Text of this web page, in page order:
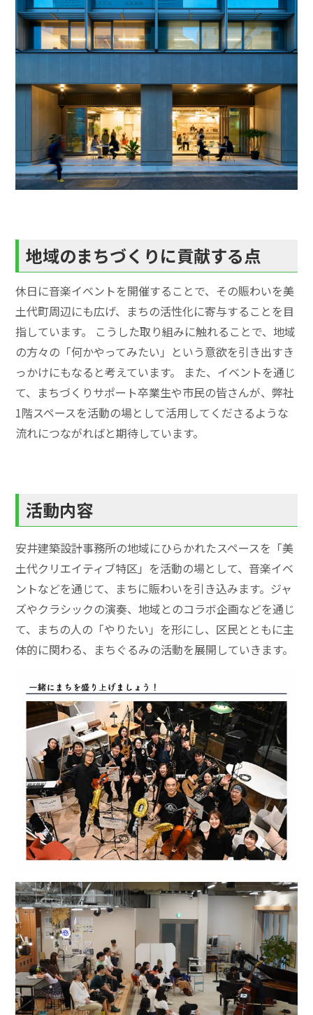
地域のまちづくりに貢献する点
休日に音楽イベントを開催することで、その賑わいを美
土代町周辺にも広げ、まちの活性化に寄与することを目
指しています。 こうした取り組みに触れることで、地域
の方々の「何かやってみたい」という意欲を引き出すき
っかけにもなると考えています。 また、イベントを通じ
て、まちづくりサポート卒業生や市民の皆さんが、弊社
1階スペースを活動の場として活用してくださるような
流れにつながればと期待しています。
活動内容
安井建築設計事務所の地域にひらかれたスペースを「美
土代クリエイティブ特区」を活動の場として、音楽イベ
ントなどを通じて、まちに賑わいを引き込みます。ジャ
ズやクラシックの演奏、地域とのコラボ企画などを通じ
て、まちの人の「やりたい」を形にし、区民とともに主
体的に関わる、まちぐるみの活動を展開していきます。